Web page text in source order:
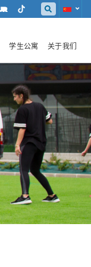
学生公寓 关于我们